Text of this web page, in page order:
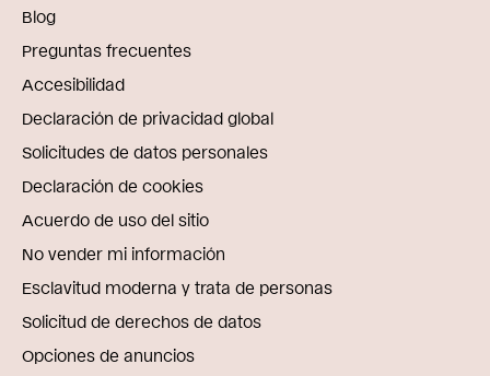
Blog
Preguntas frecuentes
Accesibilidad
Declaración de privacidad global
Solicitudes de datos personales
Declaración de cookies
Acuerdo de uso del sitio
No vender mi información
Esclavitud moderna y trata de personas
Solicitud de derechos de datos
Opciones de anuncios